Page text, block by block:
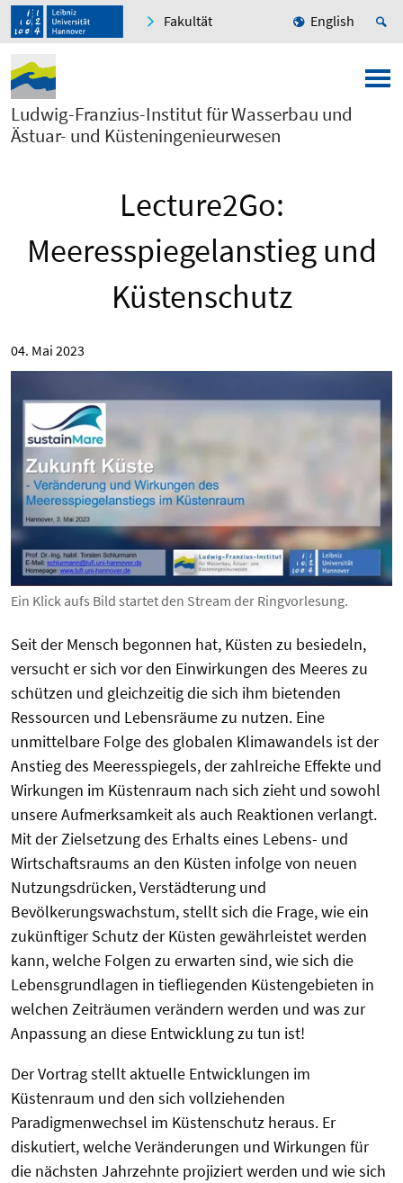
Fakultät English
Ludwig-Franzius-Institut für Wasserbau und
Ästuar- und Küsteningenieurwesen
Lecture2Go:
Meeresspiegelanstieg und
Küstenschutz
04. Mai 2023
Ein Klick aufs Bild startet den Stream der Ringvorlesung.
Seit der Mensch begonnen hat, Küsten zu besiedeln,
versucht er sich vor den Einwirkungen des Meeres zu
schützen und gleichzeitig die sich ihm bietenden
Ressourcen und Lebensräume zu nutzen. Eine
unmittelbare Folge des globalen Klimawandels ist der
Anstieg des Meeresspiegels, der zahlreiche Effekte und
Wirkungen im Küstenraum nach sich zieht und sowohl
unsere Aufmerksamkeit als auch Reaktionen verlangt.
Mit der Zielsetzung des Erhalts eines Lebens- und
Wirtschaftsraums an den Küsten infolge von neuen
Nutzungsdrücken, Verstädterung und
Bevölkerungswachstum, stellt sich die Frage, wie ein
zukünftiger Schutz der Küsten gewährleistet werden
kann, welche Folgen zu erwarten sind, wie sich die
Lebensgrundlagen in tiefliegenden Küstengebieten in
welchen Zeiträumen verändern werden und was zur
Anpassung an diese Entwicklung zu tun ist!
Der Vortrag stellt aktuelle Entwicklungen im
Küstenraum und den sich vollziehenden
Paradigmenwechsel im Küstenschutz heraus. Er
diskutiert, welche Veränderungen und Wirkungen für
die nächsten Jahrzehnte projiziert werden und wie sich